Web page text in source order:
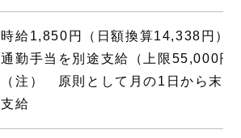
時給1,850円（日額換算14,338円）
通勤手当を別途支給（上限55,000円/
（注） 原則として月の1日から末
支給